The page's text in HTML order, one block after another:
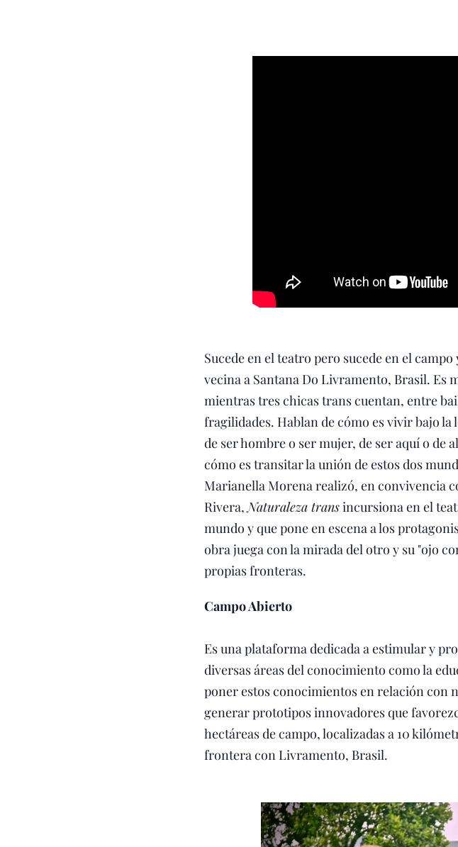
Sucede en el teatro pero sucede en el
vecina a Santana Do Livramento, Brasil. Es
mientras tres chicas trans cuentan, entre
fragilidades. Hablan de cómo es vivir bajo
de ser hombre o ser mujer, de ser aquí o
cómo es transitar la unión de estos dos
Marianella Morena realizó, en convivencia
Rivera,Naturaleza transincursiona en el
mundo y que pone en escena a los
obra juega con la mirada del otro y su "ojo
propias fronteras.
Campo Abierto
Es una plataforma dedicada a estimular y
diversas áreas del conocimiento como la
poner estos conocimientos en relación con
generar prototipos innovadores que
hectáreas de campo, localizadas a 10
frontera con Livramento, Brasil.